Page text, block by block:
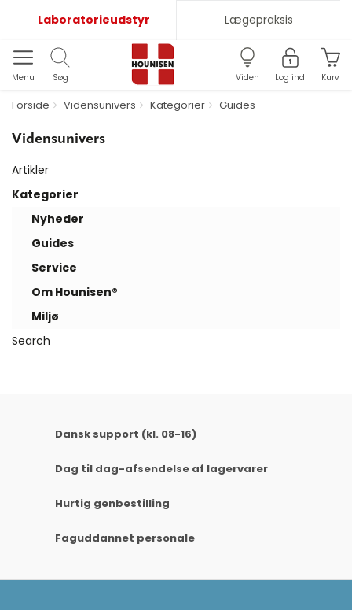
Laboratorieudstyr Lægepraksis
Menu Søg Viden Log ind Kurv
Forside Vidensunivers Kategorier Guides
Vidensunivers
Artikler
Kategorier
Nyheder
Guides
Service
Om Hounisen®
Miljø
Search
Dansk support (kl. 08-16)
Dag til dag-afsendelse af lagervarer
Hurtig genbestilling
Faguddannet personale